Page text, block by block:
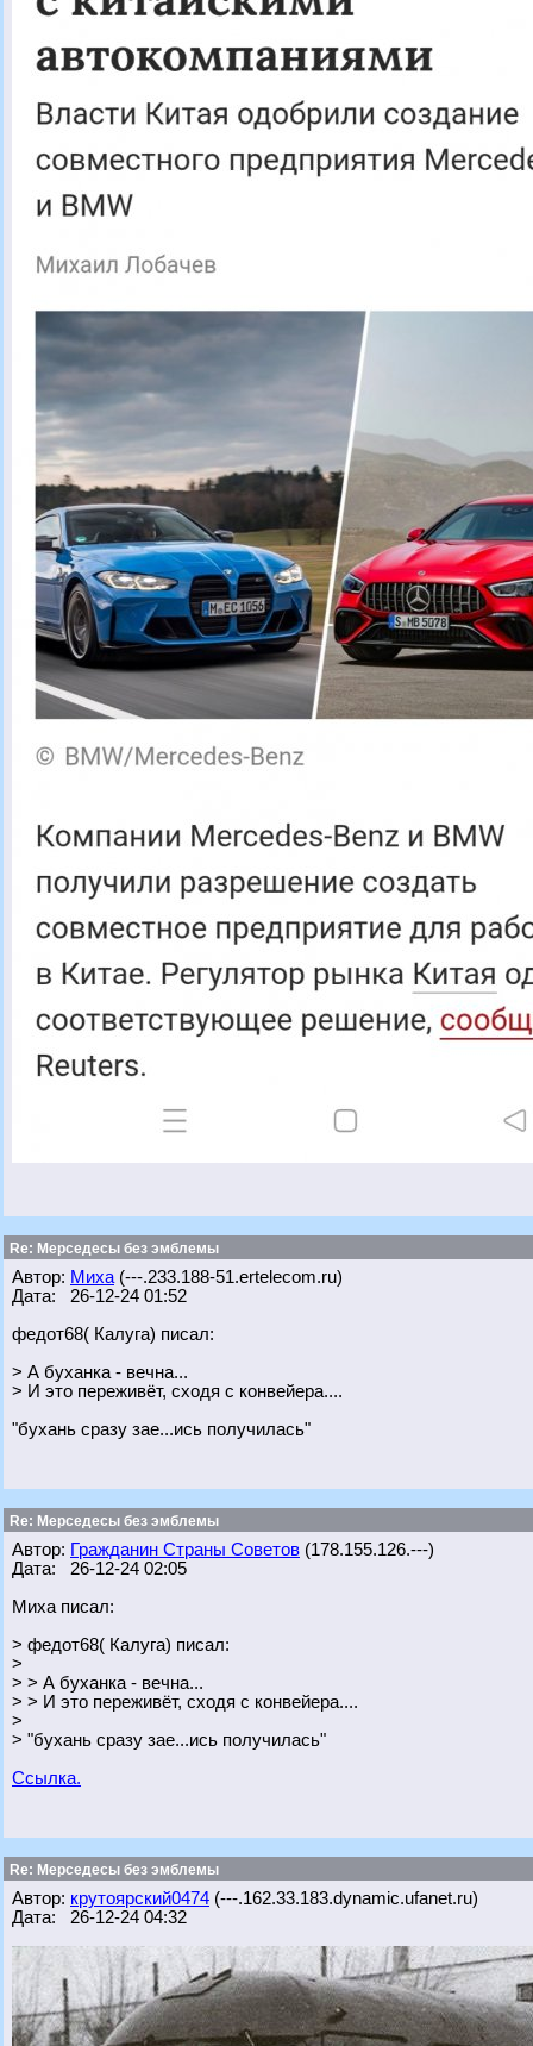
Re: Мерседесы без эмблемы
Автор: Миха (---.233.188-51.ertelecom.ru)
Дата: 26-12-24 01:52
федот68( Калуга) писал:
> А буханка - вечна...
> И это переживёт, сходя с конвейера....
"бухань сразу зае...ись получилась"
Re: Мерседесы без эмблемы
Автор: Гражданин Страны Советов (178.155.126.---)
Дата: 26-12-24 02:05
Миха писал:
> федот68( Калуга) писал:
>
> > А буханка - вечна...
> > И это переживёт, сходя с конвейера....
>
> "бухань сразу зае...ись получилась"
Ссылка.
Re: Мерседесы без эмблемы
Автор: крутоярский0474 (---.162.33.183.dynamic.ufanet.ru)
Дата: 26-12-24 04:32